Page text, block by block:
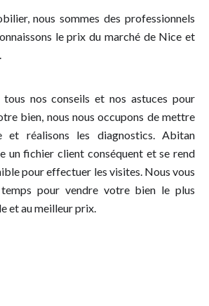
nous sommes des professionnels
le prix du marché de Nice et
nos conseils et nos astuces pour
bien, nous nous occupons de mettre
et réalisons les diagnostics. Abitan
un fichier client conséquent et se rend
pour effectuer les visites. Nous vous
pour vendre votre bien le plus
et au meilleur prix.